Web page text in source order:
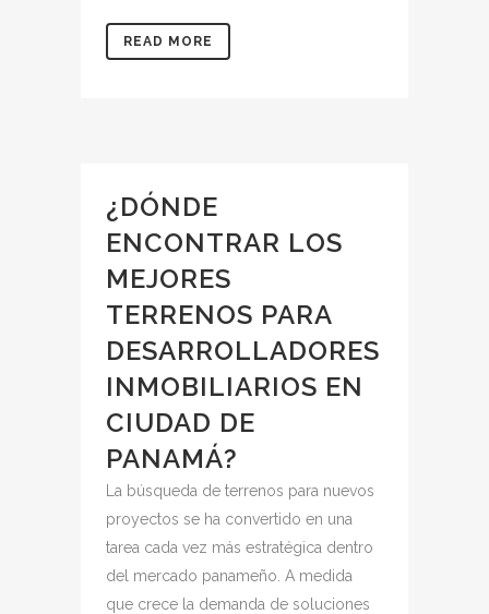
READ MORE
¿DÓNDE
ENCONTRAR LOS
MEJORES
TERRENOS PARA
DESARROLLADORES
INMOBILIARIOS EN
CIUDAD DE
PANAMÁ?
La búsqueda de terrenos para nuevos
proyectos se ha convertido en una
tarea cada vez más estratégica dentro
del mercado panameño. A medida
que crece la demanda de soluciones